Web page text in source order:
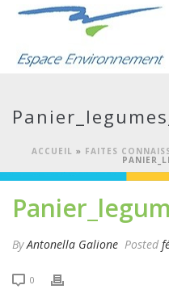
ACCUEIL » FAITES
ByAntonella Galione Posted
0